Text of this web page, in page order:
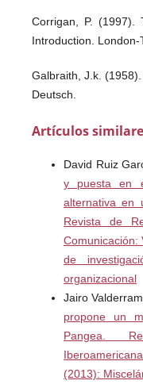
Corrigan, P. (1997).
Introduction.
Galbraith, J.k.
Deutsch.
Giaccaacca , C.
Goffman, E.
Harper & Row.
Groupe Marcuse
publicitaire. París:
Holbrook, M.
Unfair in the
Marketing, July, 95-
Klein, N. (2000). No
New York: Picador.
Artículos
David Ruiz
y puesta en
alternativa en
Revista de
Comunicación:
de
organizacional
Jairo
propone un
Pangea.
(2013):